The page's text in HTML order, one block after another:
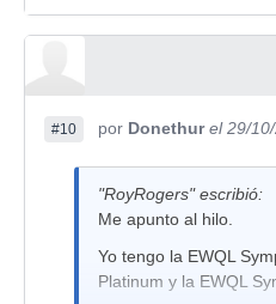
#10 por Donethur el 29/
"RoyRogers" escribió:
Me apunto al hilo.
Yo tengo la EWQL
Platinum y la EWQL